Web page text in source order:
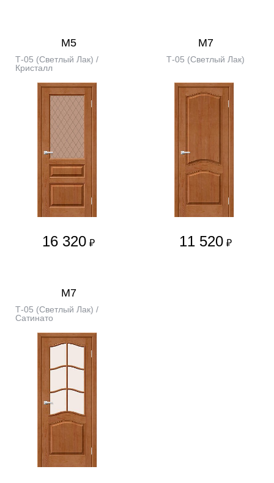
М5
Т-05 (Светлый Лак) /
Кристалл
16 320 ₽
М7
Т-05 (Светлый Лак)
11 520 ₽
М7
Т-05 (Светлый Лак) /
Сатинато